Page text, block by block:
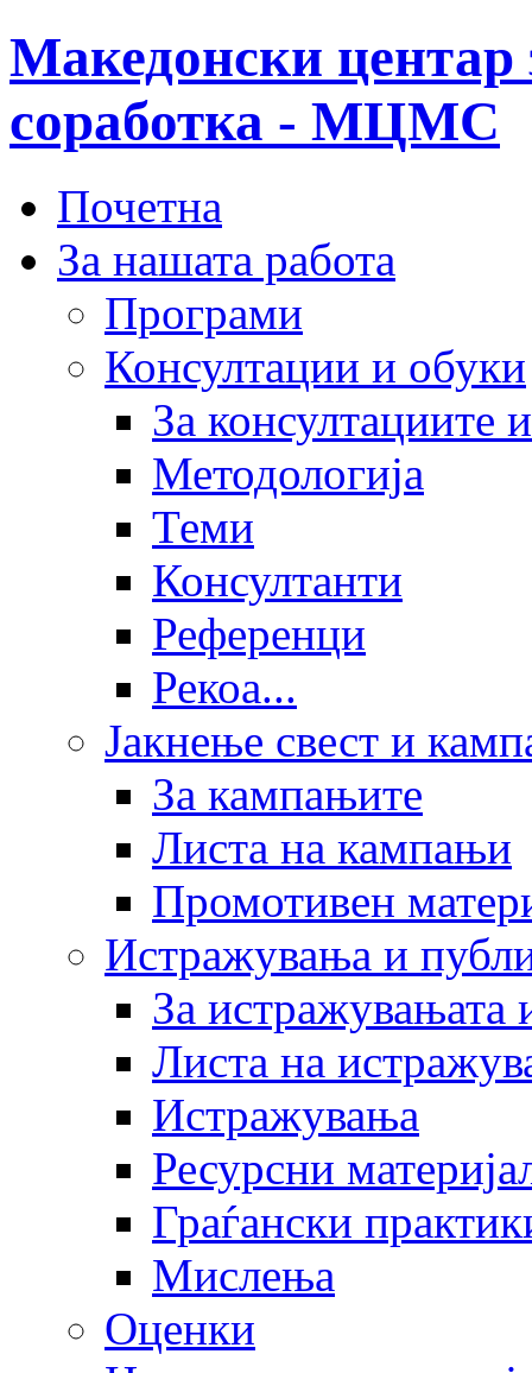
Македонски центар
соработка - МЦМС
Почетна
За нашата работа
Програми
Консултации и обуки
За консултациите
Методологија
Теми
Консултанти
Референци
Рекоа...
Јакнење свест и
За кампањите
Листа на кампањи
Промотивен
Истражувања и
За истражувањата
Листа на
Истражувања
Ресурсни
Граѓански
Мислења
Оценки